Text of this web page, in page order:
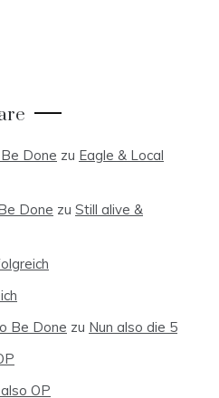
Done zu Eagle & Local
Done zu Still alive &
Be Done zu Nun also die 5
OP